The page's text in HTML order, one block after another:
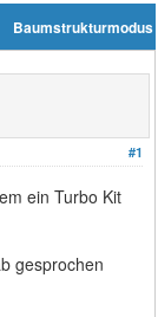
Baumstrukturmodus
#1
ein Turbo Kit
gesprochen